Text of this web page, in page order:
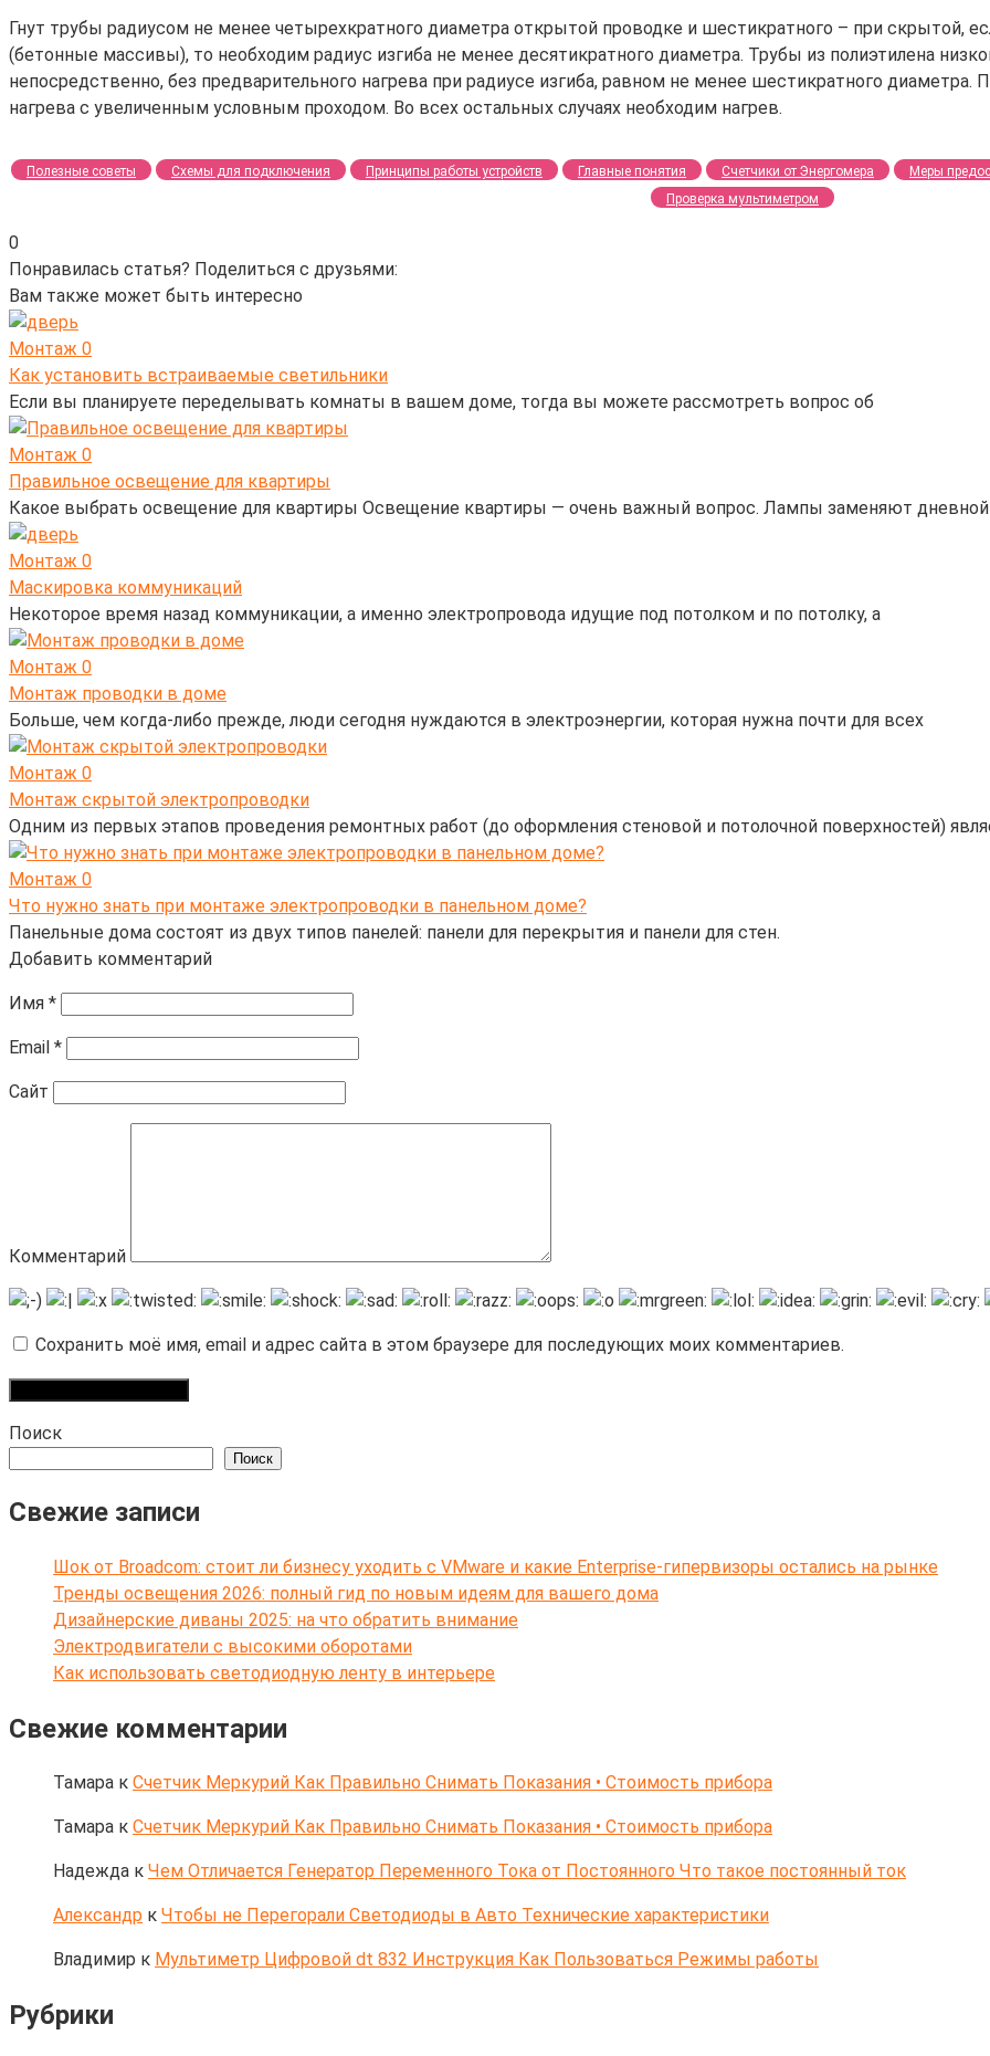
Гнут трубы радиусом не менее четырехкратного диаметра открытой проводке и шестикратного – при скрытой,
(бетонные массивы), то необходим радиус изгиба не менее десятикратного диаметра. Трубы из полиэтилена
непосредственно, без предварительного нагрева при радиусе изгиба, равном не менее шестикратного диаметра.
нагрева с увеличенным условным проходом. Во всех остальных случаях необходим нагрев.
Полезные советы Схемы для подключения Принципы работы устройств Главные понятия Счетчики от Энергомера
Меры
Проверка мультиметром
0
Понравилась статья? Поделиться с друзьями:
Вам также может быть интересно
Монтаж 0
Как установить встраиваемые светильники
Если вы планируете переделывать комнаты в вашем доме, тогда вы можете рассмотреть вопрос об
Монтаж 0
Правильное освещение для квартиры
Какое выбрать освещение для квартиры Освещение квартиры — очень важный вопрос. Лампы заменяют
Монтаж 0
Маскировка коммуникаций
Некоторое время назад коммуникации, а именно электропровода идущие под потолком и по потолку, а
Монтаж 0
Монтаж проводки в доме
Больше, чем когда-либо прежде, люди сегодня нуждаются в электроэнергии, которая нужна почти для всех
Монтаж 0
Монтаж скрытой электропроводки
Одним из первых этапов проведения ремонтных работ (до оформления стеновой и потолочной поверхностей)
Монтаж 0
Что нужно знать при монтаже электропроводки в панельном доме?
Панельные дома состоят из двух типов панелей: панели для перекрытия и панели для стен.
Добавить комментарий
Имя *
Email *
Сайт
Комментарий
Сохранить моё имя, email и адрес сайта в этом браузере для последующих моих комментариев.
Поиск
Поиск
Свежие записи
Шок от Broadcom: стоит ли бизнесу уходить с VMware и какие Enterprise-гипервизоры остались на рынке
Тренды освещения 2026: полный гид по новым идеям для вашего дома
Дизайнерские диваны 2025: на что обратить внимание
Электродвигатели с высокими оборотами
Как использовать светодиодную ленту в интерьере
Свежие комментарии
Тамара к Счетчик Меркурий Как Правильно Снимать Показания • Стоимость прибора
Тамара к Счетчик Меркурий Как Правильно Снимать Показания • Стоимость прибора
Надежда к Чем Отличается Генератор Переменного Тока от Постоянного Что такое постоянный ток
Александр к Чтобы не Перегорали Светодиоды в Авто Технические характеристики
Владимир к Мультиметр Цифровой dt 832 Инструкция Как Пользоваться Режимы работы
Рубрики